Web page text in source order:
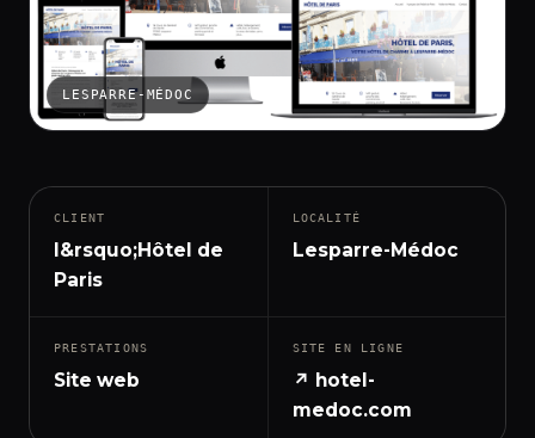
LESPARRE-MÉDOC
CLIENT
l&rsquo;Hôtel de
Paris
LOCALITÉ
Lesparre-Médoc
PRESTATIONS
Site web
SITE EN LIGNE
↗ hotel-
medoc.com